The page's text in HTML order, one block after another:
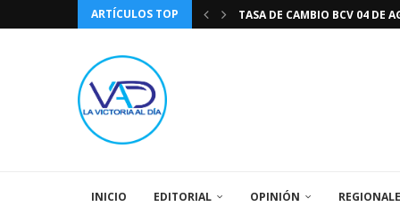
ARTÍCULOS TOP
TASA DE CAMBIO BCV 04 DE
INICIO EDITORIAL OPINIÓN